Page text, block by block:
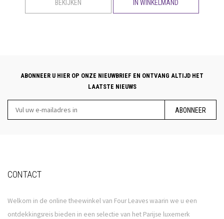
BEKIJKEN IN WINKELMAND
ABONNEER U HIER OP ONZE NIEUWBRIEF EN ONTVANG ALTIJD HET
LAATSTE NIEUWS
ABONNEER
CONTACT
Welkom in de online theewinkel van Four Leaves waarin we u een
ontdekkingsreis bieden in een selectie van het Parijse luxemerk